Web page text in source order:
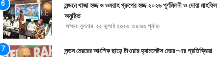
লন্ডনে খাজা হজ্জ ও ওমরাহ গ্রুপের হজ্জ ২০২৬ পূর্ণমিলনী ও দোয়া মাহফিল
অনুষ্ঠিত
লন্ডন: বুধবার, ২২ জুলাই ২০২৬, ০৮:৪৬ পূর্বাহ্ণ
লন্ডন মেয়রের আংশিক ছাড়ে টাওয়ার হ্যামলেটস মেয়র-এর প্রতিক্রিয়া